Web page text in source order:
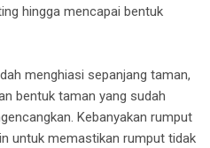
hingga mencapai bentuk
menghiasi sepanjang taman,
bentuk taman yang sudah
Kebanyakan rumput
untuk memastikan rumput tidak